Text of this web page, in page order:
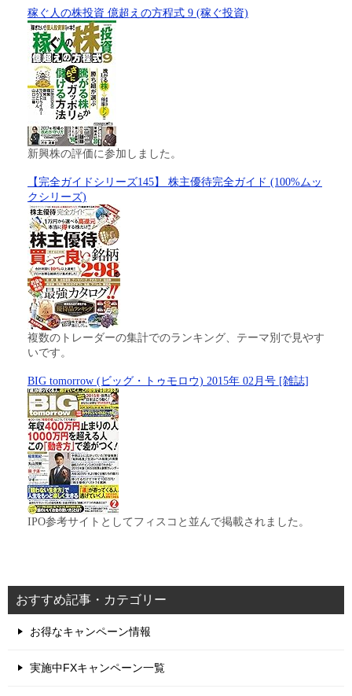
稼ぐ人の株投資 億超えの方程式 9 (稼ぐ投資)
新興株の評価に参加しました。
【完全ガイドシリーズ145】 株主優待完全ガイド (100%ムッ
クシリーズ)
複数のトレーダーの集計でのランキング、テーマ別で見やす
いです。
BIG tomorrow (ビッグ・トゥモロウ) 2015年 02月号 [雑誌]
IPO参考サイトとしてフィスコと並んで掲載されました。
おすすめ記事・カテゴリー
お得なキャンペーン情報
実施中FXキャンペーン一覧